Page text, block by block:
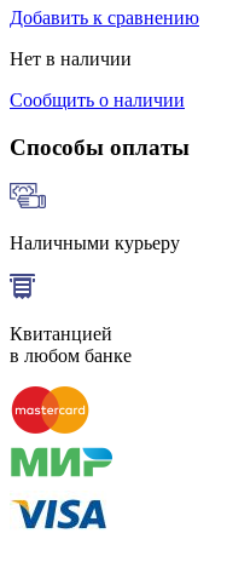
Добавить к сравнению
Нет в наличии
Сообщить о наличии
Способы оплаты
Наличными курьеру
Квитанцией
в любом банке